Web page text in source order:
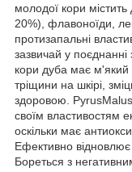
молодої кори
20%), флавоноїди,
протизапальні
зазвичай у
кори дуба має м'який
тріщини на шкірі,
здоровою.
своїм властивостям
оскільки має
Ефективно відновлює
Бореться з